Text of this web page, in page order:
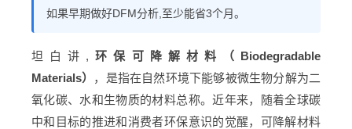
如果早期做好DFM分析,至少能省3个月。
坦白讲, 环保可降解材料（Biodegradable
Materials） ，是指在自然环境下能够被微生物分解为二
氧化碳、水和生物质的材料总称。近年来，随着全球碳
中和目标的推进和消费者环保意识的觉醒，可降解材料